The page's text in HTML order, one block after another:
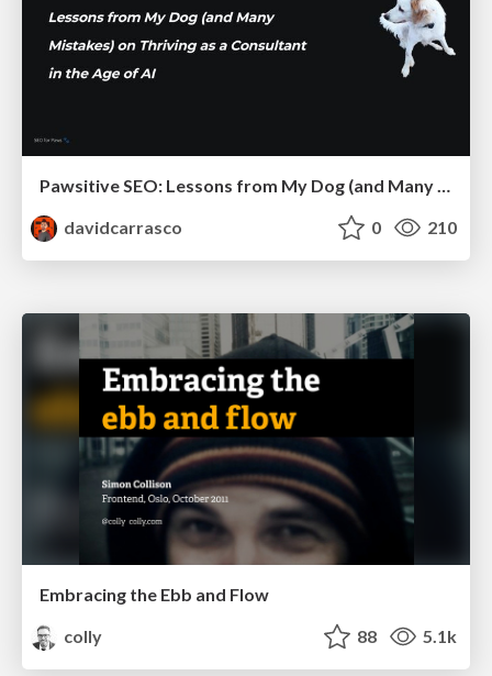
Pawsitive SEO: Lessons from My Dog (and Many Mistakes) on Thriving as a Consultant in the Age of AI
davidcarrasco
0 210
Embracing the Ebb and Flow
colly
88 5.1k